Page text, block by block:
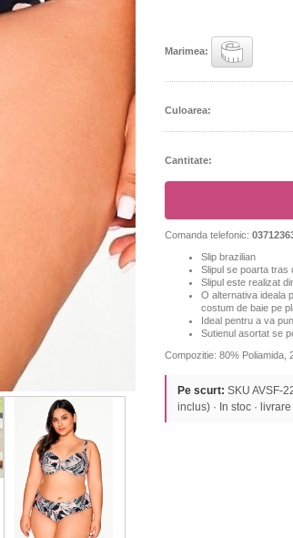
Marimea:
Culoarea:
Cantitate:
Comanda telefonic:
Slip brazilian
Slipul se poarta tras
Slipul este realizat
O alternativa ideala
costum de baie pe
Ideal pentru a va
Sutienul asortat se
Compozitie: 80% Poliamida,
Pe scurt: SKU AVSF-
inclus) · In stoc ·